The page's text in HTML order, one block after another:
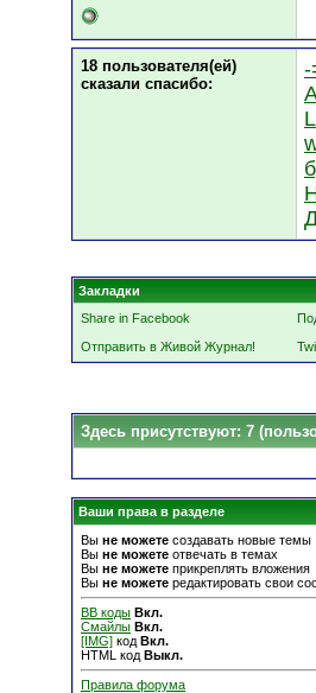
18 пользователя(ей)
сказали cпасибо:
-
Закладки
Share in Facebook
Отправить в Живой Журнал!
Здесь присутствуют: 7
Ваши права в разделе
Вы не можете создавать новые темы
Вы не можете отвечать в темах
Вы не можете прикреплять вложения
Вы не можете редактировать свои
BB коды Вкл.
Смайлы Вкл.
[IMG] код Вкл.
HTML код Выкл.
Правила форума